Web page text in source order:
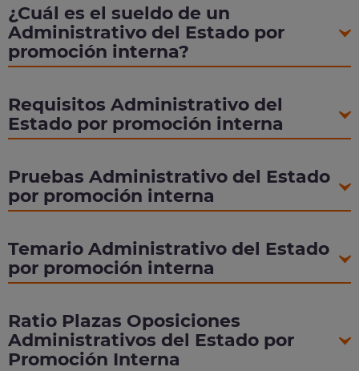
¿Cuál es el sueldo de un
Administrativo del Estado por
promoción interna?
Requisitos Administrativo del
Estado por promoción interna
Pruebas Administrativo del Estado
por promoción interna
Temario Administrativo del Estado
por promoción interna
Ratio Plazas Oposiciones
Administrativos del Estado por
Promoción Interna